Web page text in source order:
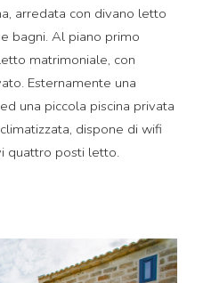
arredata con divano letto
bagni. Al piano primo
matrimoniale, con
Esternamente una
una piccola piscina privata
dispone di wifi
quattro posti letto.